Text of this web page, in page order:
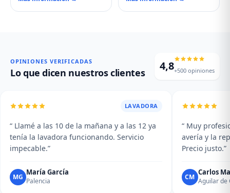
nuestro servicio técnico en
Támara de Campos.
plato giratorio.
Reparamos motores,
problemas de aspiración,
limpieza profesional de su
OPINIONES VERIFICADAS
Lo que dicen nuestros clientes 4,8+500 opiniones
LAVADORA
“ Llamé a las 10 de la mañana y a las 12 ya
tenía la lavadora funcionando. Servicio
impecable.”
MG
María García
Palencia
“ Muy
avería y la
Precio justo.”
CM
Carlos
Aguilar de